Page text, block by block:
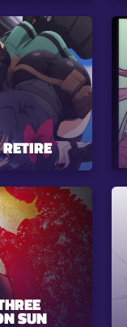
SUN